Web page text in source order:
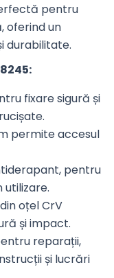
pentru
oferind un
durabilitate.
fixare sigură și
permite accesul
pentru
oțel CrV
și impact.
reparații,
și lucrări